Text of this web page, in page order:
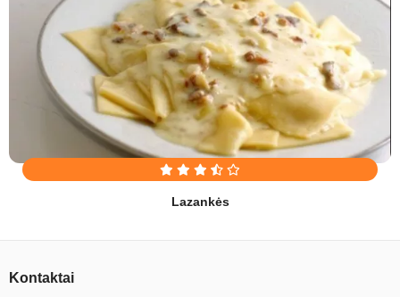
Lazankės
Kontaktai